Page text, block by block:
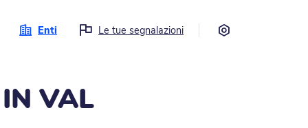
Enti Le tue segnalazioni
VAL